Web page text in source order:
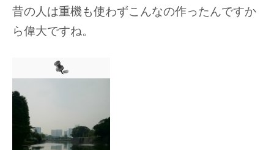
昔の人は重機も使わずこんなの作ったんですか
ら偉大ですね。